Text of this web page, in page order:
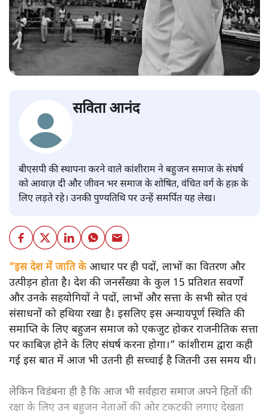
सविता आनंद
बीएसपी की स्थापना करने वाले कांशीराम ने बहुजन समाज के संघर्ष
को आवाज़ दी और जीवन भर समाज के शोषित, वंचित वर्ग के हक़ के
लिए लड़ते रहे। उनकी पुण्यतिथि पर उन्हें समर्पित यह लेख।
“इस देश में जाति केआधार पर ही पदों, लाभों का वितरण और
उत्पीड़न होता है। देश की जनसँख्या के कुल 15 प्रतिशत सवर्णों
और उनके सहयोगियों ने पदों, लाभों और सत्ता के सभी स्रोत एवं
संसाधनों को हथिया रखा है। इसलिए इस अन्यायपूर्ण स्थिति की
समाप्ति के लिए बहुजन समाज को एकजुट होकर राजनीतिक सत्ता
पर काबिज़ होने के लिए संघर्ष करना होगा।” कांशीराम द्वारा कही
गई इस बात में आज भी उतनी ही सच्चाई है जितनी उस समय थी।
लेकिन विडंबना ही है कि आज भी सर्वहारा समाज अपने हितों की
रक्षा के लिए उन बहुजन नेताओं की ओर टकटकी लगाए देखता